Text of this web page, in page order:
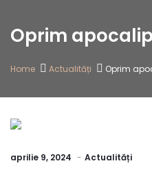
Oprim
Home Actualități Oprim
aprilie 9, 2024 Actualități